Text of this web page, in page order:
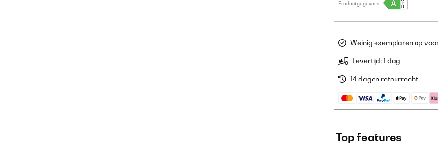
Productgegevens
Weinig exemplaren op
Levertijd: 1 dag
14 dagen retourrecht
Top features